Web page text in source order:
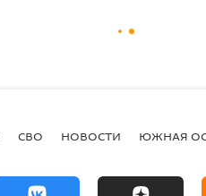
СВО НОВОСТИ ЮЖНАЯ